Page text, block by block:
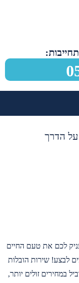
על הדרך
לכם את טעם החיים
לבצע! שירות הובלות
במחירים זולים יותר,